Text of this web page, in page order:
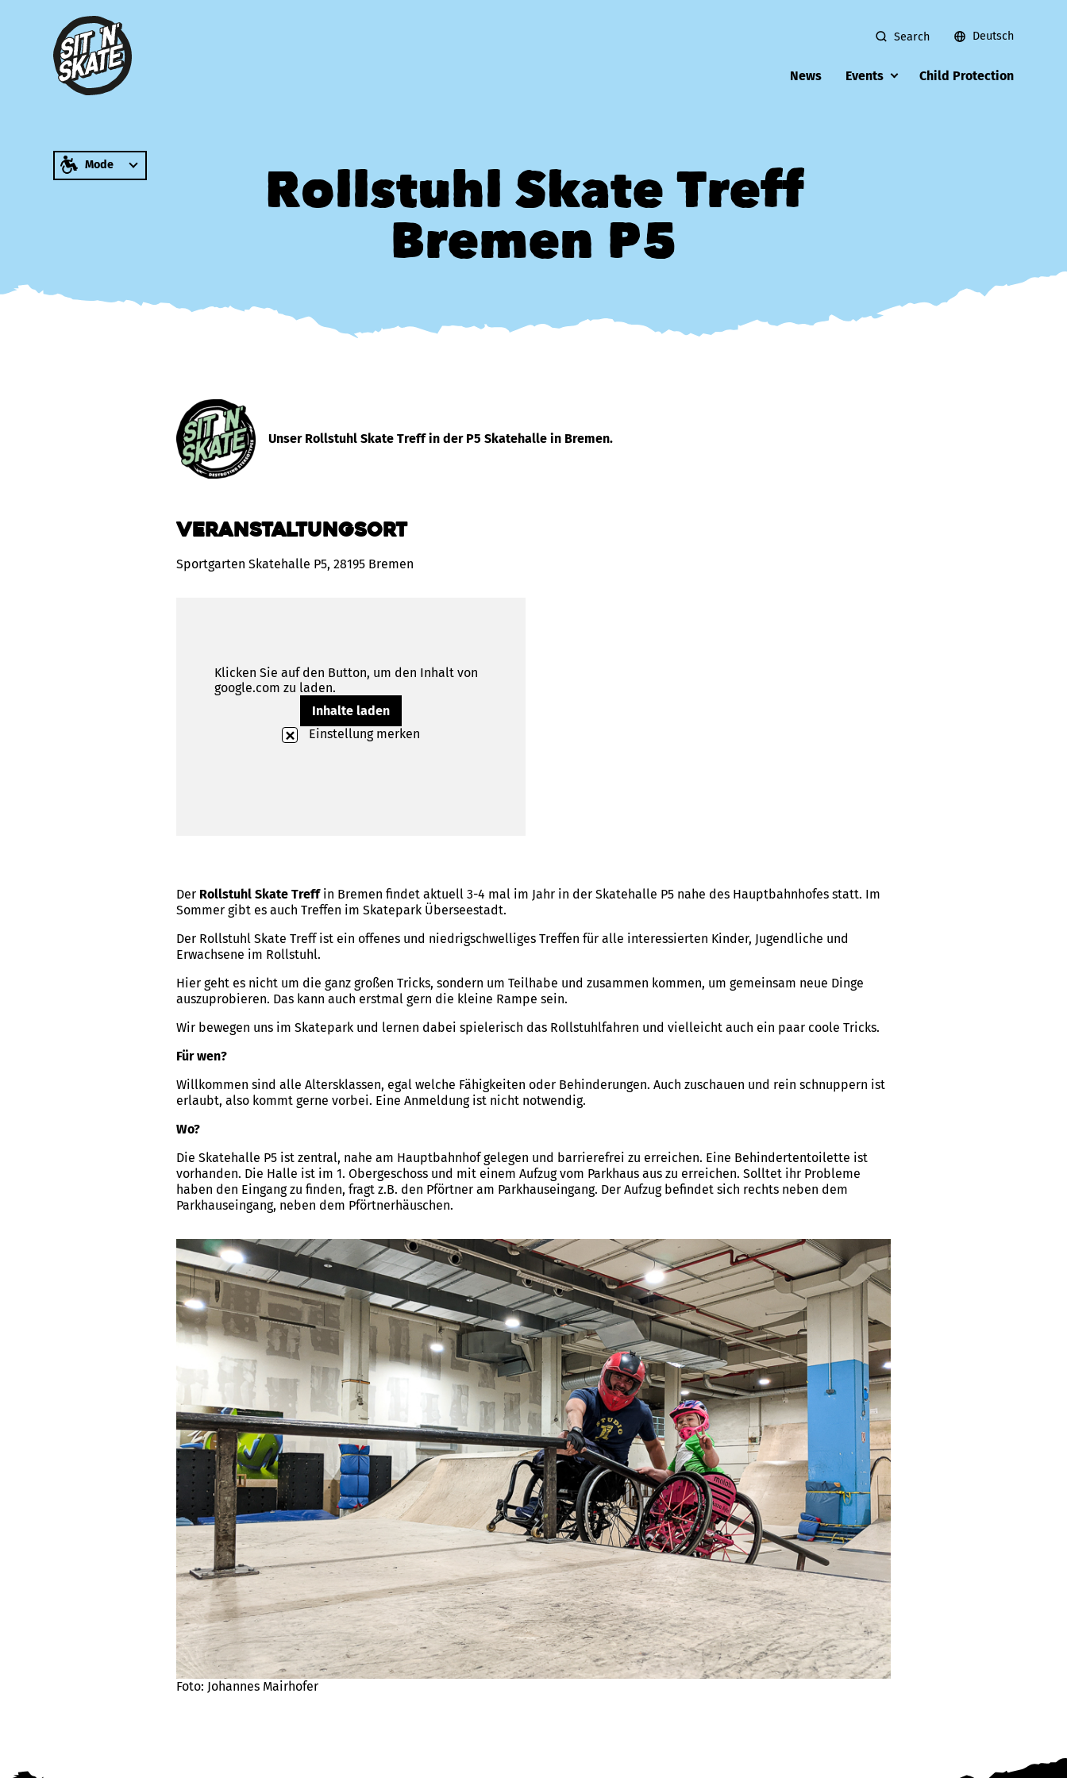
Mode
News Events Child Protection
Search Deutsch
Rollstuhl Skate Treff
Bremen P5
Unser Rollstuhl Skate Treff in der P5 Skatehalle in Bremen.
Veranstaltungsort
Sportgarten Skatehalle P5, 28195 Bremen
Klicken Sie auf den Button, um den Inhalt von
google.com zu laden.
Inhalte laden
Einstellung merken
Der Rollstuhl Skate Treff in Bremen findet aktuell 3-4 mal im Jahr in der Skatehalle P5 nahe des Hauptbahnhofes statt. Im
Sommer gibt es auch Treffen im Skatepark Überseestadt.
Der Rollstuhl Skate Treff ist ein offenes und niedrigschwelliges Treffen für alle interessierten Kinder, Jugendliche und
Erwachsene im Rollstuhl.
Hier geht es nicht um die ganz großen Tricks, sondern um Teilhabe und zusammen kommen, um gemeinsam neue Dinge
auszuprobieren. Das kann auch erstmal gern die kleine Rampe sein.
Wir bewegen uns im Skatepark und lernen dabei spielerisch das Rollstuhlfahren und vielleicht auch ein paar coole Tricks.
Für wen?
Willkommen sind alle Altersklassen, egal welche Fähigkeiten oder Behinderungen. Auch zuschauen und rein schnuppern ist
erlaubt, also kommt gerne vorbei. Eine Anmeldung ist nicht notwendig.
Wo?
Die Skatehalle P5 ist zentral, nahe am Hauptbahnhof gelegen und barrierefrei zu erreichen. Eine Behindertentoilette ist
vorhanden. Die Halle ist im 1. Obergeschoss und mit einem Aufzug vom Parkhaus aus zu erreichen. Solltet ihr Probleme
haben den Eingang zu finden, fragt z.B. den Pförtner am Parkhauseingang. Der Aufzug befindet sich rechts neben dem
Parkhauseingang, neben dem Pförtnerhäuschen.
Foto: Johannes Mairhofer